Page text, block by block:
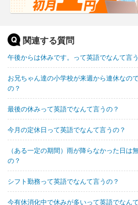
関連する質問
午後からは休みです。って英語でなんて言
お兄ちゃん達の小学校が来週から連休なの
の？
最後の休みって英語でなんて言うの？
今月の定休日って英語でなんて言うの？
（ある一定の期間）雨が降らなかった日は
の？
シフト勤務って英語でなんて言うの？
今有休消化中で休みが多いって英語でなん